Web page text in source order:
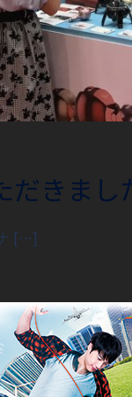
だきまし
[…]